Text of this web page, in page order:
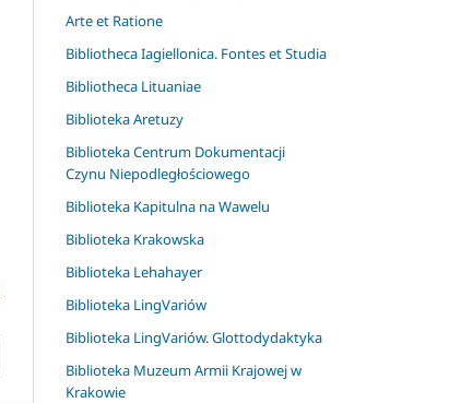
Arte et Ratione
Bibliotheca Iagiellonica. Fontes et Studia
Bibliotheca Lituaniae
Biblioteka Aretuzy
Biblioteka Centrum Dokumentacji
Czynu Niepodległościowego
Biblioteka Kapitulna na Wawelu
Biblioteka Krakowska
Biblioteka Lehahayer
Biblioteka LingVariów
Biblioteka LingVariów. Glottodydaktyka
Biblioteka Muzeum Armii Krajowej w
Krakowie